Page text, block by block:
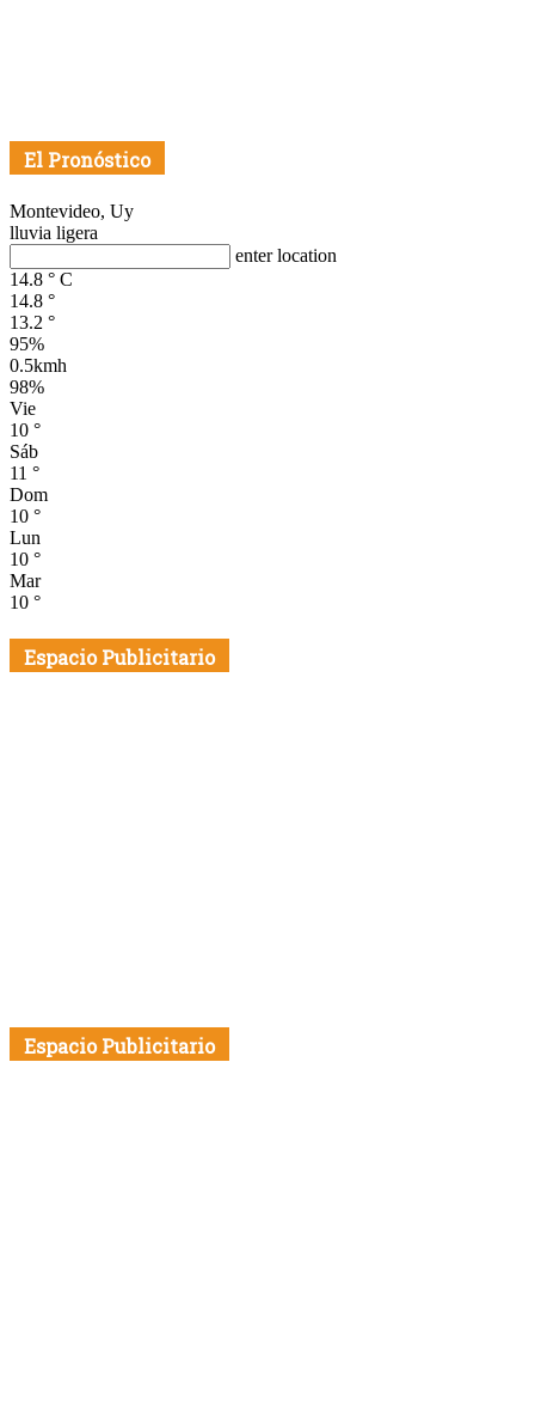
El Pronóstico
Montevideo, Uy
lluvia ligera
enter location
14.8 ° C
14.8 °
13.2 °
95%
0.5kmh
98%
Vie
10 °
Sáb
11 °
Dom
10 °
Lun
10 °
Mar
10 °
Espacio Publicitario
Espacio Publicitario